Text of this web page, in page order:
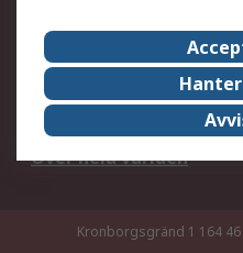
Om RS
Det juridiska
Jobba hos RS
Över hela världen
Kronborgsgränd 1 164 46